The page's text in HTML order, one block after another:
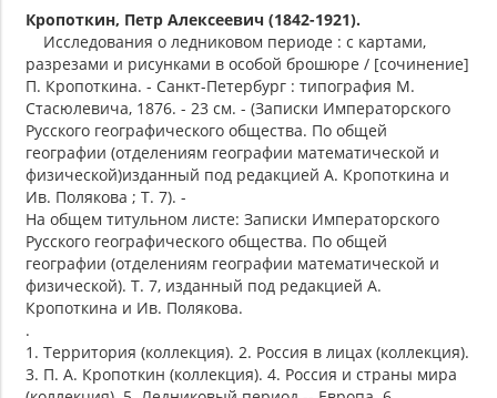
Кропоткин, Петр Алексеевич (1842-1921).
Исследования о ледниковом периоде : с картами,
разрезами и рисунками в особой брошюре / [сочинение]
П. Кропоткина. - Санкт-Петербург : типография М.
Стасюлевича, 1876. - 23 см. - (Записки Императорского
Русского географического общества. По общей
географии (отделениям географии математической и
физической)изданный под редакцией А. Кропоткина и
Ив. Полякова ; Т. 7). -
На общем титульном листе: Записки Императорского
Русского географического общества. По общей
географии (отделениям географии математической и
физической). Т. 7, изданный под редакцией А.
Кропоткина и Ив. Полякова.
.
1. Территория (коллекция). 2. Россия в лицах (коллекция).
3. П. А. Кропоткин (коллекция). 4. Россия и страны мира